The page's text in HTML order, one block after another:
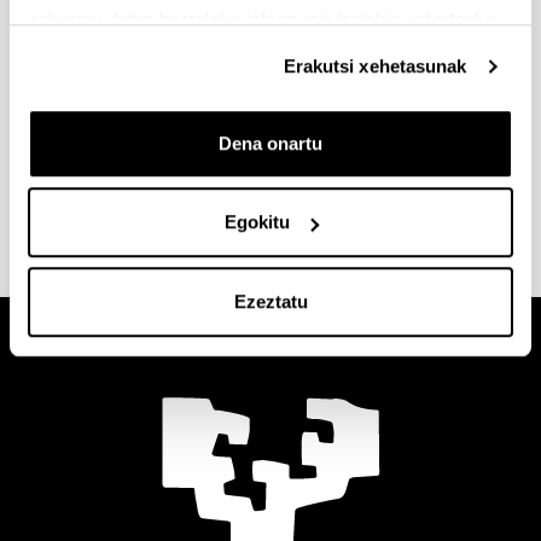
Erakutsi xehetasunak
Dena onartu
Egokitu
Ezeztatu
Kokapena: EHUko Errektoretza
auzoa z/g 48940 Leioa)
Harremanetarako telefonoa eta e-
: 94.601.2120,